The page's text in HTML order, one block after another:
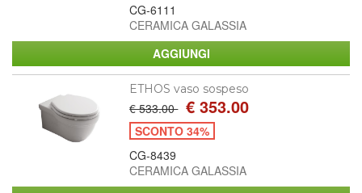
CG-6111
CERAMICA GALASSIA
ETHOS vaso sospeso
€ 533.00 € 353.00
SCONTO 34%
CG-8439
CERAMICA GALASSIA